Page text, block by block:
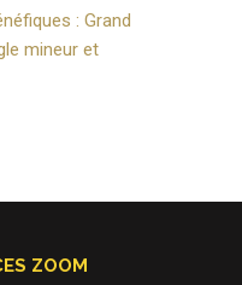
: Grand
mineur et
ZOOM